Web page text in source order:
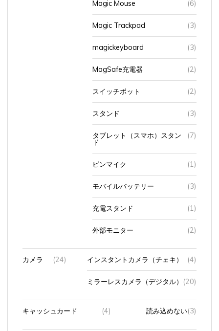
Magic Trackpad (3)
magickeyboard (3)
MagSafe充電器 (2)
スイッチボット (2)
スタンド (3)
タブレット（スマホ）スタン
ド
(7)
ピンマイク (1)
モバイルバッテリー (3)
充電スタンド (1)
外部モニター (2)
カメラ (24) インスタントカメラ（チェキ） (4)
ミラーレスカメラ（デジタル） (20)
キャッシュカード (4) 読み込めない (3)